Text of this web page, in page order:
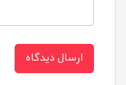
ارسال دیدگاه